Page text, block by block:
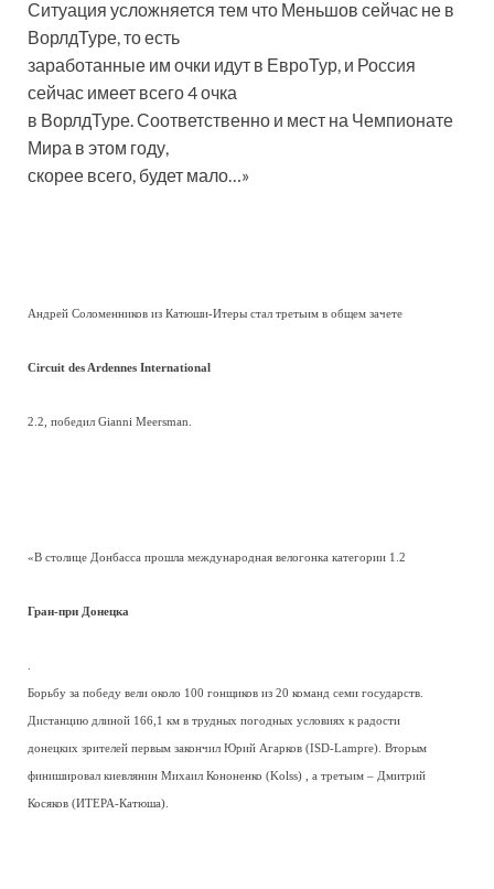
Ситуация усложняется тем что Меньшов сейчас не в
ВорлдТуре, то есть
заработанные им очки идут в ЕвроТур, и Россия
сейчас имеет всего 4 очка
в ВорлдТуре. Соответственно и мест на Чемпионате
Мира в этом году,
скорее всего, будет мало…»
Андрей Соломенников из Катюши-Итеры стал третьим в общем зачете
Circuit des Ardennes International
2.2, победил Gianni Meersman.
«В столице Донбасса прошла международная велогонка категории 1.2
Гран-при Донецка
Борьбу за победу вели около 100 гонщиков из 20 команд семи государств.
Дистанцию длиной 166,1 км в трудных погодных условиях к радости
донецких зрителей первым закончил Юрий Агарков (ISD-Lampre). Вторым
финишировал киевлянин Михаил Кононенко (Kolss) , а третьим – Дмитрий
Косяков (ИТЕРА-Катюша).